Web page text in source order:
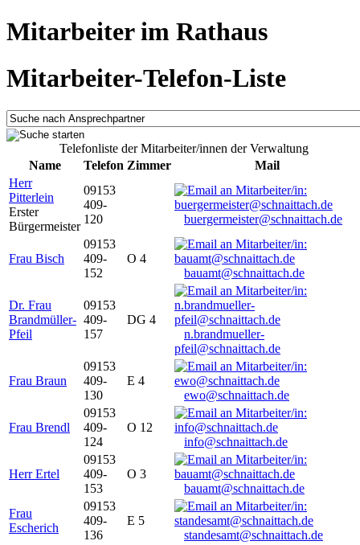
Mitarbeiter im Rathaus
Mitarbeiter-Telefon-Liste
Telefonliste der Mitarbeiter/innen der Verwaltung
Name
Telefon Zimmer
Mail
Herr
Pitterlein
Erster
Bürgermeister
09153
409-
120
buergermeister@schnaittach.de
Frau Bisch
09153
409-
152
O 4
bauamt@schnaittach.de
Dr. Frau
Brandmüller-
Pfeil
09153
409-
157
DG 4
n.brandmueller-
pfeil@schnaittach.de
Frau Braun
09153
409-
130
E 4
ewo@schnaittach.de
Frau Brendl
09153
409-
124
O 12
info@schnaittach.de
Herr Ertel
09153
409-
153
O 3
bauamt@schnaittach.de
Frau
Escherich
09153
409-
136
E 5
standesamt@schnaittach.de